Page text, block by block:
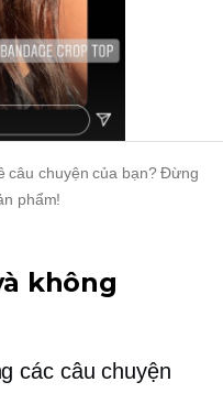
câu chuyện của bạn? Đừng
phẩm!
không
các câu chuyện